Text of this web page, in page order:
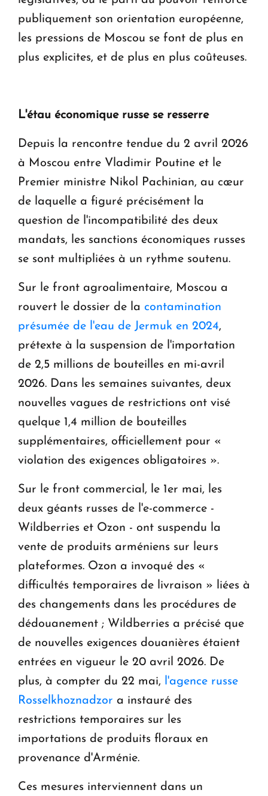
publiquement son orientation européenne,
les pressions de Moscou se font de plus en
plus explicites, et de plus en plus coûteuses.
L'étau économique russe se resserre
Depuis la rencontre tendue du 2 avril 2026
à Moscou entre Vladimir Poutine et le
Premier ministre Nikol Pachinian, au cœur
de laquelle a figuré précisément la
question de l'incompatibilité des deux
mandats, les sanctions économiques russes
se sont multipliées à un rythme soutenu.
Sur le front agroalimentaire, Moscou a
rouvert le dossier de la contamination
présumée de l'eau de Jermuk en 2024,
prétexte à la suspension de l'importation
de 2,5 millions de bouteilles en mi-avril
2026. Dans les semaines suivantes, deux
nouvelles vagues de restrictions ont visé
quelque 1,4 million de bouteilles
supplémentaires, officiellement pour «
violation des exigences obligatoires ».
Sur le front commercial, le 1er mai, les
deux géants russes de l'e-commerce -
Wildberries et Ozon - ont suspendu la
vente de produits arméniens sur leurs
plateformes. Ozon a invoqué des «
difficultés temporaires de livraison » liées à
des changements dans les procédures de
dédouanement ; Wildberries a précisé que
de nouvelles exigences douanières étaient
entrées en vigueur le 20 avril 2026. De
plus, à compter du 22 mai, l'agence russe
Rosselkhoznadzor a instauré des
restrictions temporaires sur les
importations de produits floraux en
provenance d'Arménie.
Ces mesures interviennent dans un